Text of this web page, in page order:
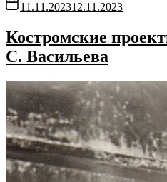
11.11.202312.11.2023
Костромские
С. Васильева